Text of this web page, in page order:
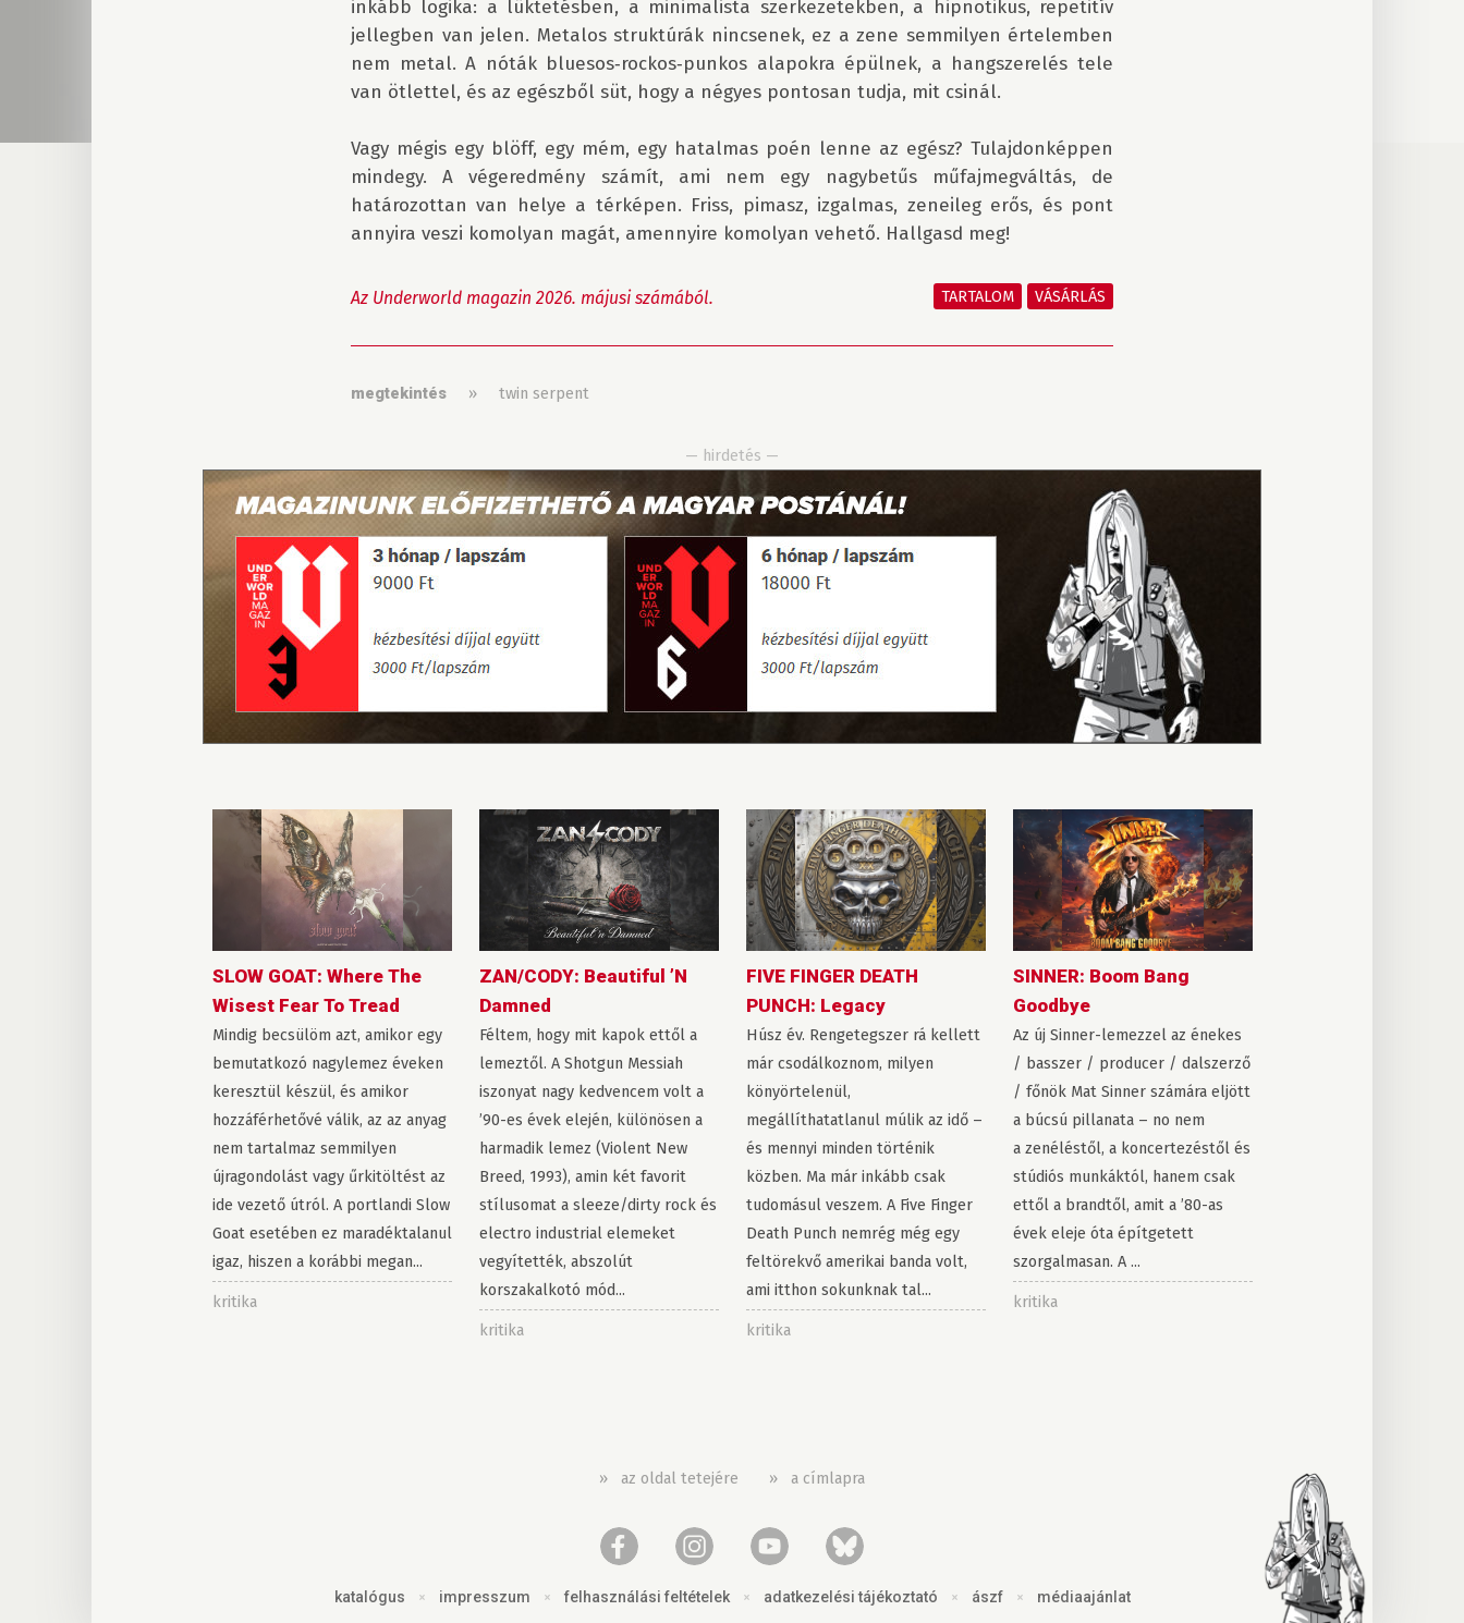
inkább logika: a lüktetésben, a minimalista szerkezetekben, a hipnotikus, repetitív
jellegben van jelen. Metalos struktúrák nincsenek, ez a zene semmilyen értelemben
nem metal. A nóták bluesos‑rockos‑punkos alapokra épülnek, a hangszerelés tele
van ötlettel, és az egészből süt, hogy a négyes pontosan tudja, mit csinál.
Vagy mégis egy blöff, egy mém, egy hatalmas poén lenne az egész? Tulajdonképpen
mindegy. A végeredmény számít, ami nem egy nagybetűs műfajmegváltás, de
határozottan van helye a térképen. Friss, pimasz, izgalmas, zeneileg erős, és pont
annyira veszi komolyan magát, amennyire komolyan vehető. Hallgasd meg!
TARTALOM VÁSÁRLÁS
Az Underworld magazin 2026. májusi számából.
megtekintés » twin serpent
— hirdetés —
SLOW GOAT: Where The
Wisest Fear To Tread
Mindig becsülöm azt, amikor egy
bemutatkozó nagylemez éveken
keresztül készül, és amikor
hozzáférhetővé válik, az az anyag
nem tartalmaz semmilyen
újragondolást vagy űrkitöltést az
ide vezető útról. A portlandi Slow
Goat esetében ez maradéktalanul
igaz, hiszen a korábbi megan...
kritika
ZAN/CODY: Beautiful ’N
Damned
Féltem, hogy mit kapok ettől a
lemeztől. A Shotgun Messiah
iszonyat nagy kedvencem volt a
’90-es évek elején, különösen a
harmadik lemez (Violent New
Breed, 1993), amin két favorit
stílusomat a sleeze/dirty rock és
electro industrial elemeket
vegyítették, abszolút
korszakalkotó mód...
kritika
FIVE FINGER DEATH
PUNCH: Legacy
Húsz év. Rengetegszer rá kellett
már csodálkoznom, milyen
könyörtelenül,
megállíthatatlanul múlik az idő –
és mennyi minden történik
közben. Ma már inkább csak
tudomásul veszem. A Five Finger
Death Punch nemrég még egy
feltörekvő amerikai banda volt,
ami itthon sokunknak tal...
kritika
SINNER: Boom Bang
Goodbye
Az új Sinner-lemezzel az énekes
/ basszer / producer / dalszerző
/ főnök Mat Sinner számára eljött
a búcsú pillanata – no nem
a zenéléstől, a koncertezéstől és
stúdiós munkáktól, hanem csak
ettől a brandtől, amit a ’80-as
évek eleje óta építgetett
szorgalmasan. A ...
kritika
» az oldal tetejére » a címlapra
katalógus × impresszum × felhasználási feltételek × adatkezelési tájékoztató × ászf × médiaajánlat